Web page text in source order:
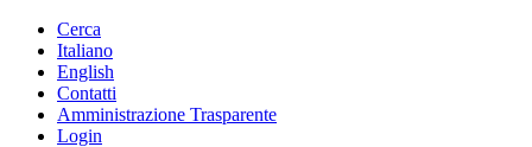
Cerca
Italiano
English
Contatti
Amministrazione Trasparente
Login